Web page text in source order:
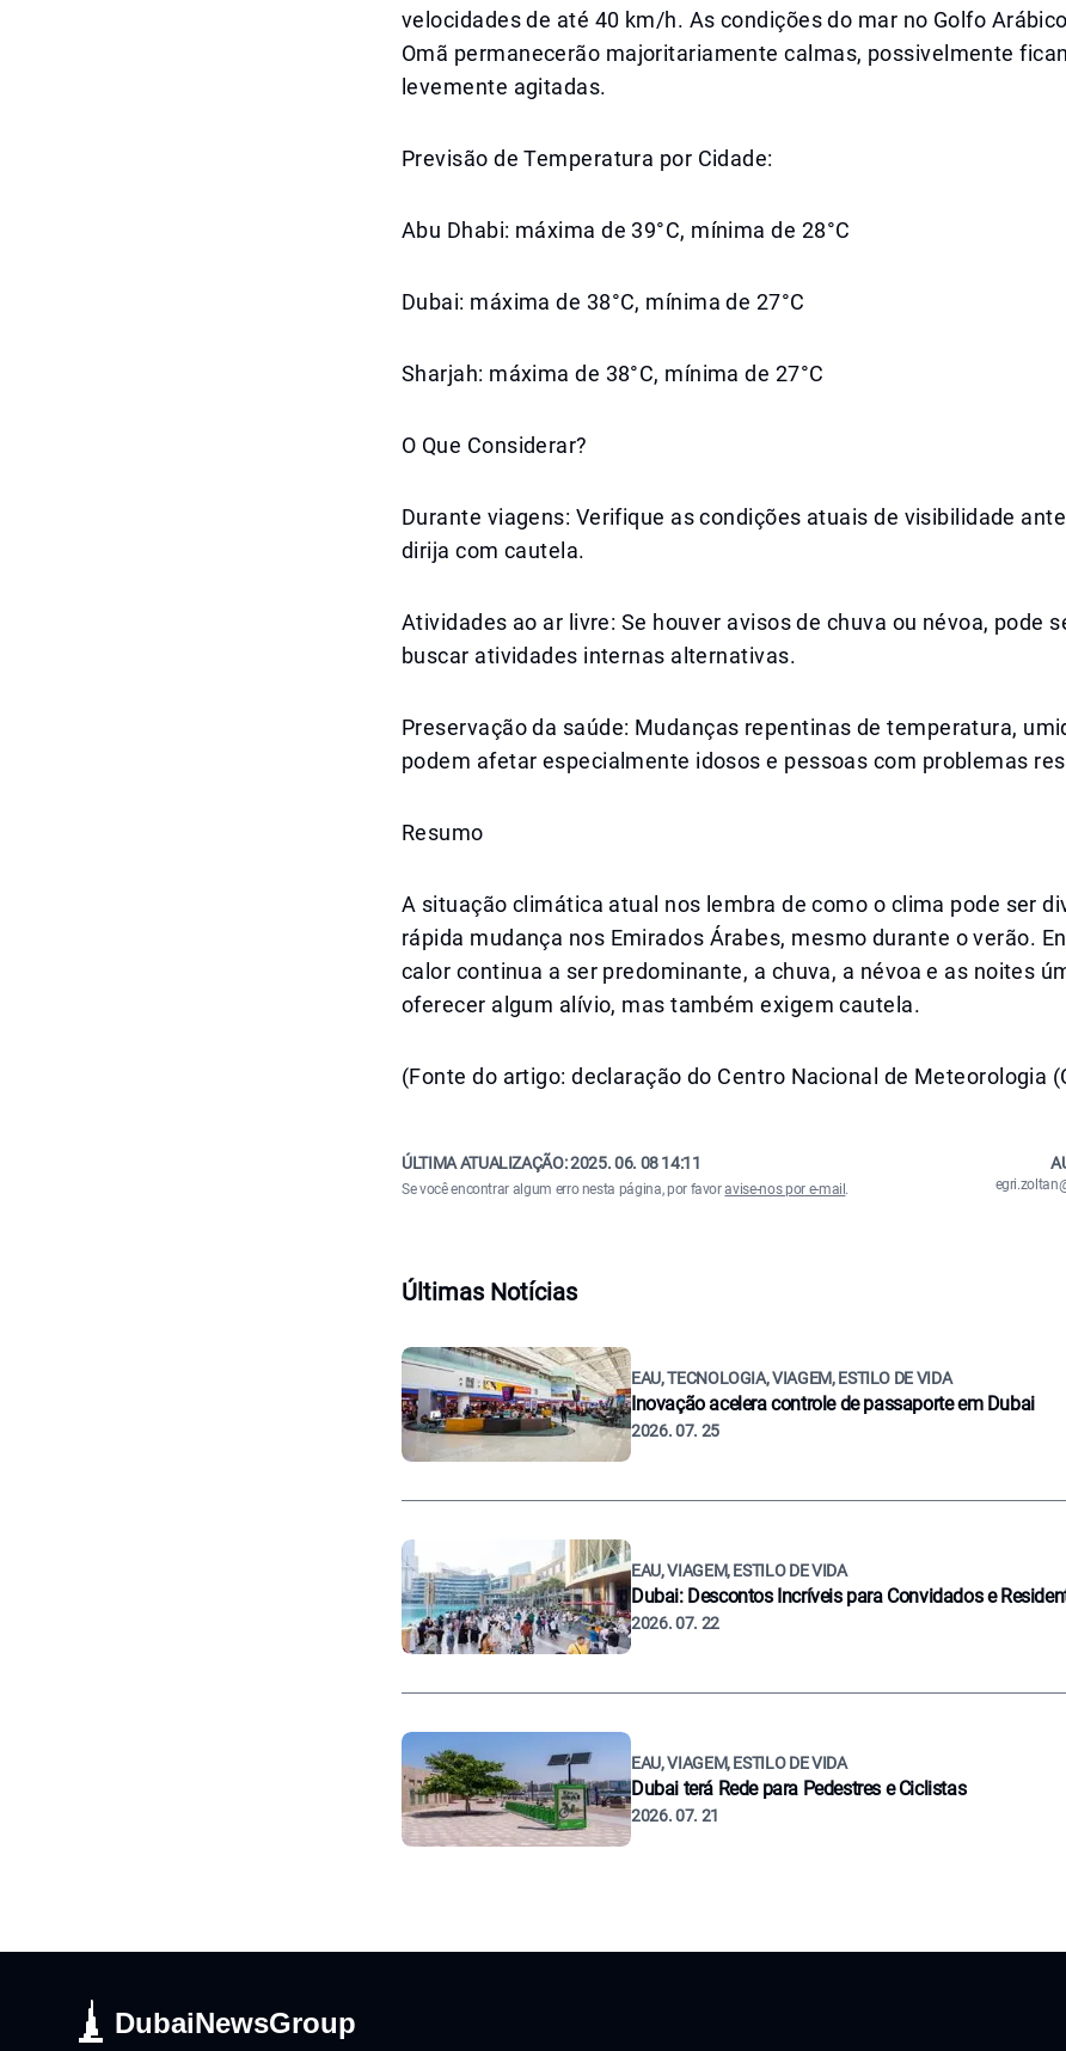
velocidades de até 40 km/h. As condições do mar no Golfo
Omã permanecerão majoritariamente calmas, possivelmente
levemente agitadas.
Previsão de Temperatura por Cidade:
Abu Dhabi: máxima de 39°C, mínima de 28°C
Dubai: máxima de 38°C, mínima de 27°C
Sharjah: máxima de 38°C, mínima de 27°C
O Que Considerar?
Durante viagens: Verifique as condições atuais de visibilidade
dirija com cautela.
Atividades ao ar livre: Se houver avisos de chuva ou névoa, pode
buscar atividades internas alternativas.
Preservação da saúde: Mudanças repentinas de temperatura,
podem afetar especialmente idosos e pessoas com problemas
Resumo
A situação climática atual nos lembra de como o clima pode ser
rápida mudança nos Emirados Árabes, mesmo durante o verão.
calor continua a ser predominante, a chuva, a névoa e as noites
oferecer algum alívio, mas também exigem cautela.
(Fonte do artigo: declaração do Centro Nacional de Meteorologia
ÚLTIMA ATUALIZAÇÃO:2025. 06. 08 14:11
Se você encontrar algum erro nesta página, por favoravise-nos por e-mail .
Últimas Notícias
EAU, TECNOLOGIA, VIAGEM, ESTILO DE VIDA
Inovação acelera controle de passaporte em Dubai
2026. 07. 25
EAU, VIAGEM, ESTILO DE VIDA
Dubai: Descontos Incríveis para Convidados e
2026. 07. 22
EAU, VIAGEM, ESTILO DE VIDA
Dubai terá Rede para Pedestres e Ciclistas
2026. 07. 21
DubaiNewsGroup